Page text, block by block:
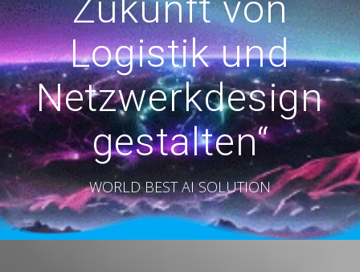
Logistik und
Netzwerkdesign
gestalten“
WORLD BEST AI SOLUTION